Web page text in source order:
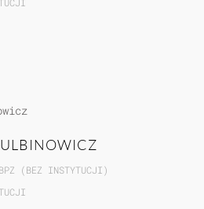
(BEZ INSTYTUCJI)